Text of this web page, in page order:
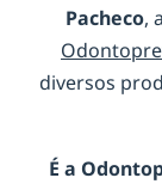
Pacheco,
diversos
É a